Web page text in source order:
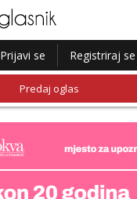
Prijavi se Registriraj se
Predaj oglas